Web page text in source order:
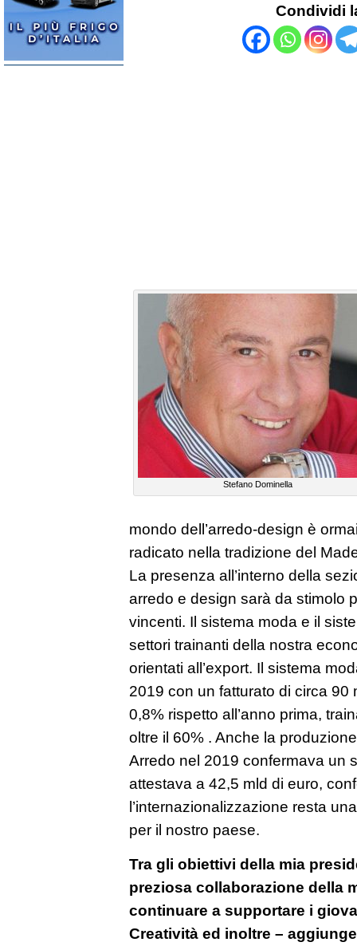
Condividi
Stefano Dominella
mondo dell’arredo-design è
radicato nella tradizione del
La presenza all’interno della
arredo e design sarà da stimolo
vincenti. Il sistema moda e il
settori trainanti della nostra
orientati all’export. Il sistema
2019 con un fatturato di circa 90
0,8% rispetto all’anno prima,
oltre il 60% . Anche la
Arredo nel 2019 confermava un
attestava a 42,5 mld di euro,
l’internazionalizzazione resta
per il nostro paese.
Tra gli obiettivi della mia
preziosa collaborazione della
continuare a supportare i
Creatività ed inoltre –